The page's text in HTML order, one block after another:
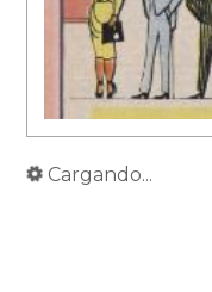
Cargando...